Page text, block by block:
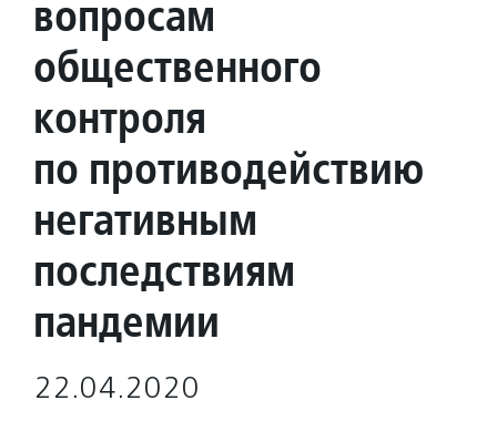
вопросам
общественного
контроля
по противодействию
негативным
последствиям
пандемии
22.04.2020